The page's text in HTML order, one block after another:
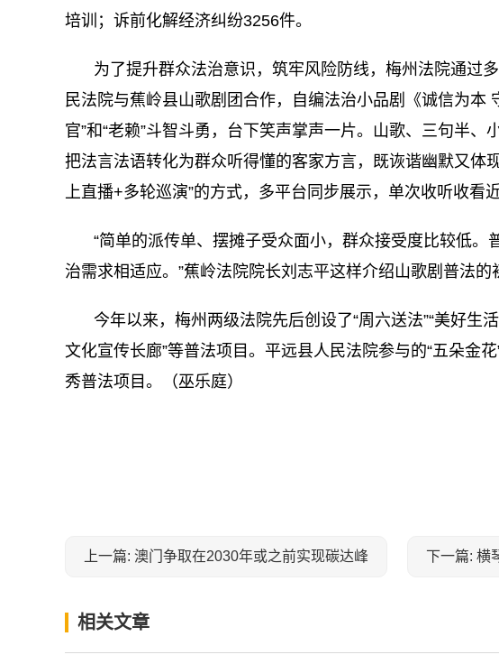
培训；诉前化解经济纠纷3256件。
为了提升群众法治意识，筑牢风险防线，梅州法院通过
民法院与蕉岭县山歌剧团合作，自编法治小品剧《诚信为本
官”和“老赖”斗智斗勇，台下笑声掌声一片。山歌、三句半、
把法言法语转化为群众听得懂的客家方言，既诙谐幽默又体
上直播+多轮巡演”的方式，多平台同步展示，单次收听收看近
“简单的派传单、摆摊子受众面小，群众接受度比较低。
治需求相适应。”蕉岭法院院长刘志平这样介绍山歌剧普法的
今年以来，梅州两级法院先后创设了“周六送法”“美好生
文化宣传长廊”等普法项目。平远县人民法院参与的“五朵金
秀普法项目。（巫乐庭）
上一篇: 澳门争取在2030年或之前实现碳达峰 下一篇: 横
相关文章